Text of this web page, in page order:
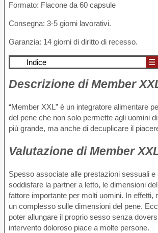
Formato: Flacone da 60 capsule
Consegna: 3-5 giorni lavorativi.
Garanzia: 14 giorni di diritto di recesso.
Indice ☰
Descrizione di Member
“Member XXL” è un integratore alimentare
del pene che non solo permette agli uomini
più grande, ma anche di decuplicare il
Valutazione di Member
Spesso associate alle prestazioni sessuali e
soddisfare la partner a letto, le dimensioni
fattore importante per molti uomini. In effetti,
un complesso sulle dimensioni del pene.
poter allungare il proprio sesso senza
intervento doloroso piace a molte persone.